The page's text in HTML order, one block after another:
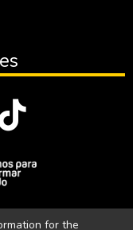
for the